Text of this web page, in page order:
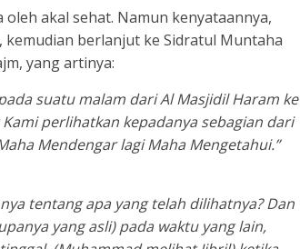
akal sehat. Namun kenyataannya,
kemudian berlanjut ke Sidratul Muntaha
yang artinya:
suatu malam dari Al Masjidil Haram ke
perlihatkan kepadanya sebagian dari
Mendengar lagi Maha Mengetahui.”
tentang apa yang telah dilihatnya? Dan
yang asli) pada waktu yang lain,